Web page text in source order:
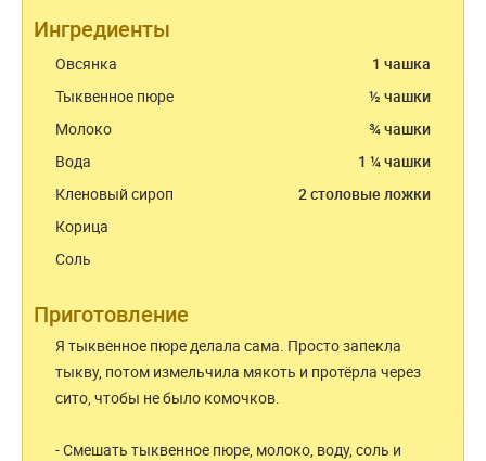
Ингредиенты
Овсянка
1 чашка
Тыквенное пюре
½ чашки
Молоко
¾ чашки
Вода
1 ¼ чашки
Кленовый сироп
2 столовые ложки
Корица
Соль
Приготовление
Я тыквенное пюре делала сама. Просто запекла
тыкву, потом измельчила мякоть и протёрла через
сито, чтобы не было комочков.
- Смешать тыквенное пюре, молоко, воду, соль и